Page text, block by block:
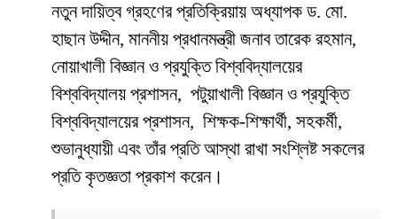
নতুন দায়িত্ব গ্রহণের প্রতিক্রিয়ায় অধ্যাপক ড. মো.
হাছান উদ্দীন, মাননীয় প্রধানমন্ত্রী জনাব তারেক রহমান,
নোয়াখালী বিজ্ঞান ও প্রযুক্তি বিশ্ববিদ্যালয়ের
বিশ্ববিদ্যালয় প্রশাসন, পটুয়াখালী বিজ্ঞান ও প্রযুক্তি
বিশ্ববিদ্যালয়ের প্রশাসন, শিক্ষক-শিক্ষার্থী, সহকর্মী,
শুভানুধ্যায়ী এবং তাঁর প্রতি আস্থা রাখা সংশ্লিষ্ট সকলের
প্রতি কৃতজ্ঞতা প্রকাশ করেন।